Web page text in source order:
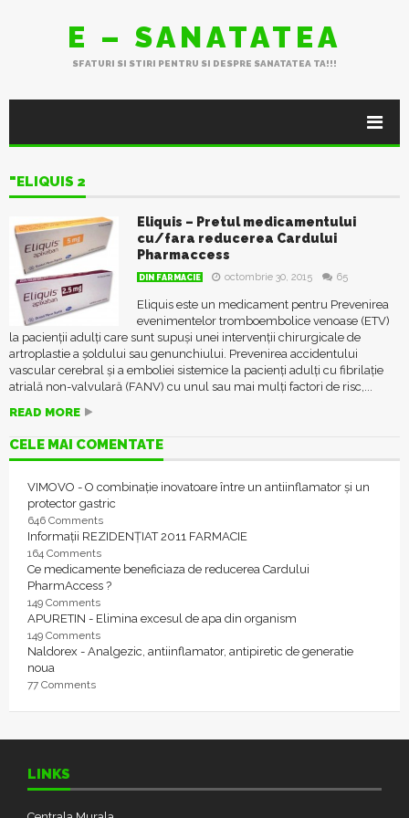
E – SANATATEA
SFATURI SI STIRI PENTRU SI DESPRE SANATATEA TA!!!
"ELIQUIS 2
Eliquis – Pretul medicamentului
cu/fara reducerea Cardului
Pharmaccess
DIN FARMACIE octombrie 30, 2015 65
Eliquis este un medicament pentru Prevenirea
evenimentelor tromboembolice venoase (ETV)
la pacienţii adulţi care sunt supuşi unei intervenţii chirurgicale de
artroplastie a şoldului sau genunchiului. Prevenirea accidentului
vascular cerebral şi a emboliei sistemice la pacienţi adulţi cu fibrilaţie
atrială non-valvulară (FANV) cu unul sau mai mulţi factori de risc,...
READ MORE
CELE MAI COMENTATE
VIMOVO - O combinație inovatoare între un antiinflamator și un
protector gastric
646 Comments
Informații REZIDENȚIAT 2011 FARMACIE
164 Comments
Ce medicamente beneficiaza de reducerea Cardului
PharmAccess ?
149 Comments
APURETIN - Elimina excesul de apa din organism
149 Comments
Naldorex - Analgezic, antiinflamator, antipiretic de generatie
noua
77 Comments
LINKS